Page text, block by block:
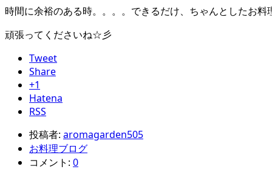
時間に余裕のある時。。。。できるだけ、ちゃんとしたお料
頑張ってくださいね☆彡
Tweet
Share
+1
Hatena
RSS
投稿者: aromagarden505
お料理ブログ
コメント: 0